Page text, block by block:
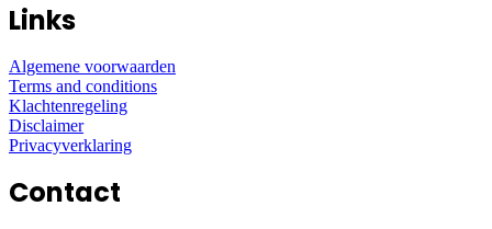
Links
Algemene voorwaarden
Terms and conditions
Klachtenregeling
Disclaimer
Privacyverklaring
Contact